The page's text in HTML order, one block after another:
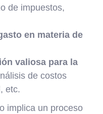
de impuestos,
en materia de
valiosa para la
de costos
etc.
implica un proceso